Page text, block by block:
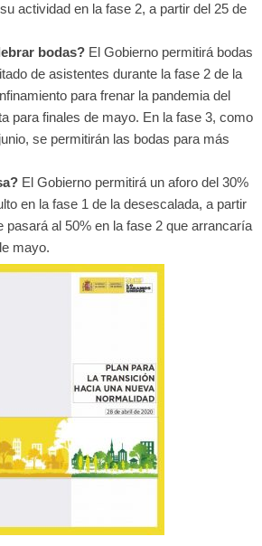
actividad en la fase 2, a partir del 25 de
bodas? El Gobierno permitirá bodas
de asistentes durante la fase 2 de la
para frenar la pandemia del
para finales de mayo. En la fase 3, como
se permitirán las bodas para más
El Gobierno permitirá un aforo del 30%
en la fase 1 de la desescalada, a partir
pasará al 50% en la fase 2 que arrancaría
mayo.